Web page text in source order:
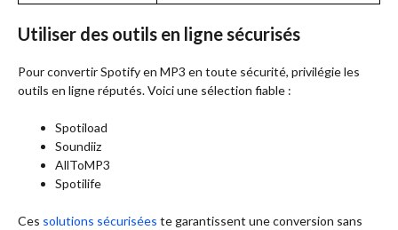
Utiliser des outils en ligne sécurisés
Pour convertir Spotify en MP3 en toute sécurité, privilégie les
outils en ligne réputés. Voici une sélection fiable :
Spotiload
Soundiiz
AllToMP3
Spotilife
Ces solutions sécurisées te garantissent une conversion sans